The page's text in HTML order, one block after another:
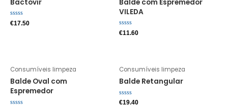
Bactovir
Avaliação
0
€17.50
Balde com Espremedor
VILEDA
Avaliação
0
€11.60
Consumíveis limpeza
Balde Oval com
Espremedor
Consumíveis limpeza
Balde Retangular
Avaliação
€19.40